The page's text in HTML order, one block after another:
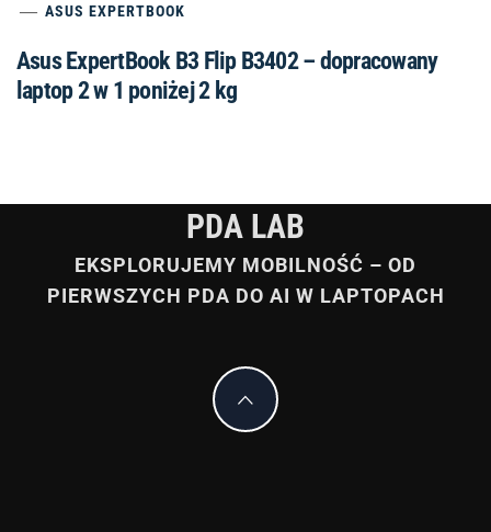
ASUS EXPERTBOOK
Asus ExpertBook B3 Flip B3402 – dopracowany
laptop 2 w 1 poniżej 2 kg
PDA LAB
EKSPLORUJEMY MOBILNOŚĆ – OD
PIERWSZYCH PDA DO AI W LAPTOPACH